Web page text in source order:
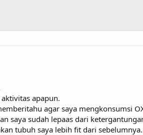
apapun.
agar saya mengkonsumsi
saya sudah lepaas dari
tubuh saya lebih fit dari